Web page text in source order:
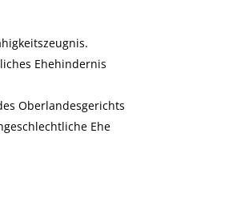
Ehehindernis
Oberlandesgerichts
Ehe